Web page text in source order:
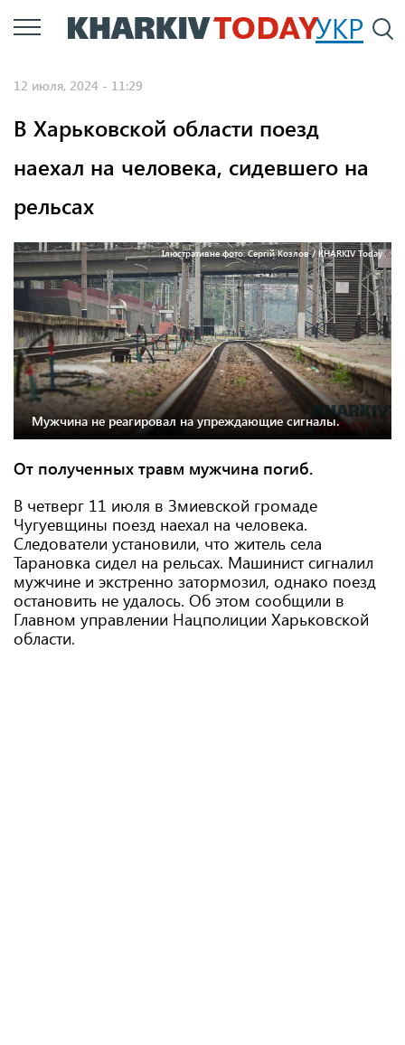
Перейти
к
УКР
12 июля, 2024 - 11:29
В Харьковской области поезд
наехал на человека, сидевшего на
рельсах
Ілюстративне фото: Сергій Козлов / KHARKIV Today
Мужчина не реагировал на упреждающие сигналы.
От полученных травм мужчина погиб.
В четверг 11 июля в Змиевской громаде
Чугуевщины поезд наехал на человека.
Следователи установили, что житель села
Тарановка сидел на рельсах. Машинист сигналил
мужчине и экстренно затормозил, однако поезд
остановить не удалось. Об этом сообщили в
Главном управлении Нацполиции Харьковской
области.